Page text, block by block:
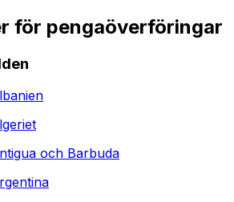
för pengaöverföringar
och Barbuda